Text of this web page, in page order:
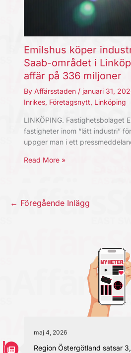
Emilshus köper
Saab-området i
affär på 336 miljoner
By Affärsstaden / januari 31,
Inrikes, Företagsnytt, Linköping
LINKÖPING. Fastighetsbolaget
fastigheter inom “lätt industri”
uppger man i ett
Read More »
← Föregående Inlägg
maj 4, 2026
Region Östergötland satsar